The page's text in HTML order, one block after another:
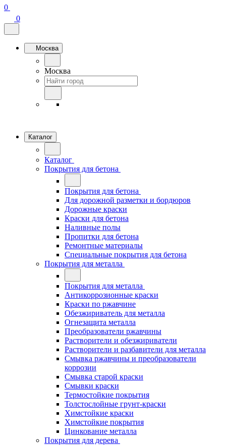
0
0
Москва
Москва
Каталог
Каталог
Покрытия для бетона
Покрытия для бетона
Для дорожной разметки и бордюров
Дорожные краски
Краски для бетона
Наливные полы
Пропитки для бетона
Ремонтные материалы
Специальные покрытия для бетона
Покрытия для металла
Покрытия для металла
Антикоррозионные краски
Краски по ржавчине
Обезжириватель для металла
Огнезащита металла
Преобразователи ржавчины
Растворители и обезжириватели
Растворители и разбавители для металла
Смывка ржавчины и преобразователи
коррозии
Смывка старой краски
Смывки краски
Термостойкие покрытия
Толстослойные грунт-краски
Химстойкие краски
Химстойкие покрытия
Цинкование металла
Покрытия для дерева